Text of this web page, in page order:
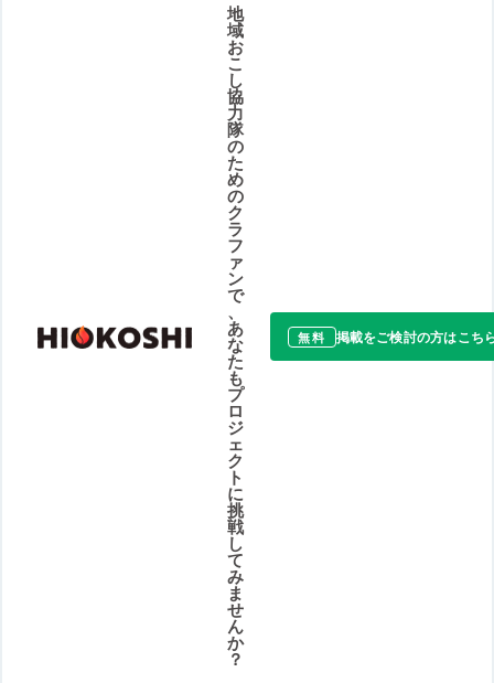
地
域
お
こ
し
協
力
隊
の
た
め
の
ク
ラ
フ
ァ
ン
で
、
あ
な
た
も
プ
ロ
ジ
ェ
ク
ト
に
挑
戦
し
て
み
ま
せ
ん
か
？
無料 掲載をご検討の方はこち